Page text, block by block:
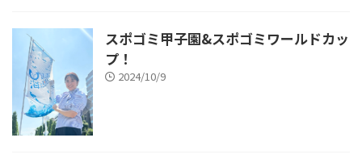
スポゴミ甲子園&スポゴミワールドカッ
プ！
2024/10/9